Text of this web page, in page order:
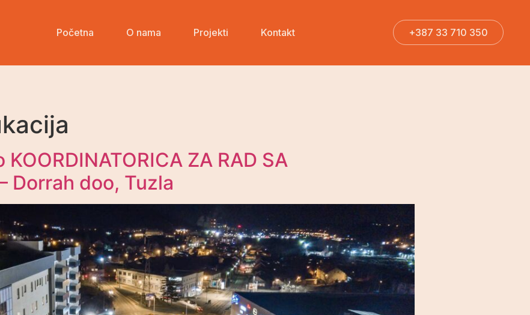
Početna O nama Projekti Kontakt +387 33 710 350
O nama Projekti Kontakt +387 33 710 350
ZA RAD SA
Dorrah doo, Tuzla